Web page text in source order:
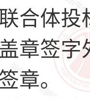
合体投
章签
章。